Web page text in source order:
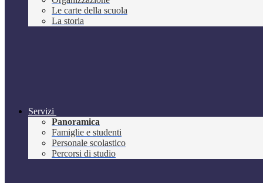
Le carte della scuola
La storia
Servizi
Panoramica
Famiglie e studenti
Personale scolastico
Percorsi di studio